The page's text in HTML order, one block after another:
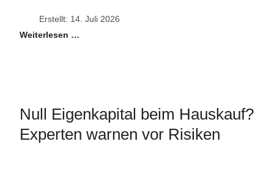
Erstellt: 14. Juli 2026
Weiterlesen …
Null Eigenkapital beim Hauskauf?
Experten warnen vor Risiken